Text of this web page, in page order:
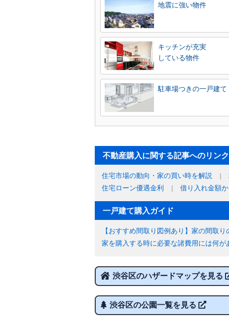
地震に強い物件
キッチンが充実
している物件
駐車場つきの一戸建て
不動産購入に関する記事へのリンク
住宅市場の動向・家の買い時を解説
住宅ローン優遇金利
借り入れ金額
一戸建て購入ガイド
【おすすめ間取り図例あり】家の間取
家を購入する時に必要な諸費用には何が
渋谷区のハザードマップを見る
渋谷区の公園一覧を見る